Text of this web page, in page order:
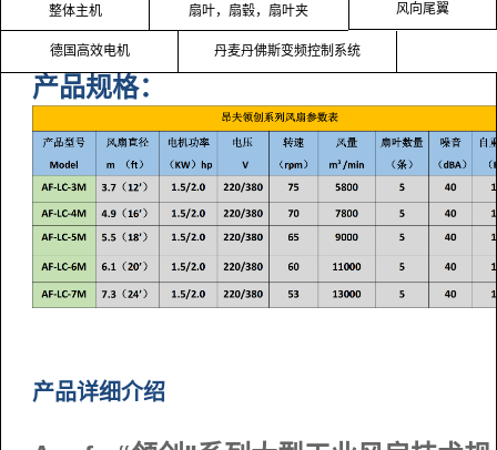
整体主机 扇叶，扇毂，扇叶夹 风向尾翼
德国高效电机 丹麦丹佛斯变频控制系统
产品规格：
产品详细介绍